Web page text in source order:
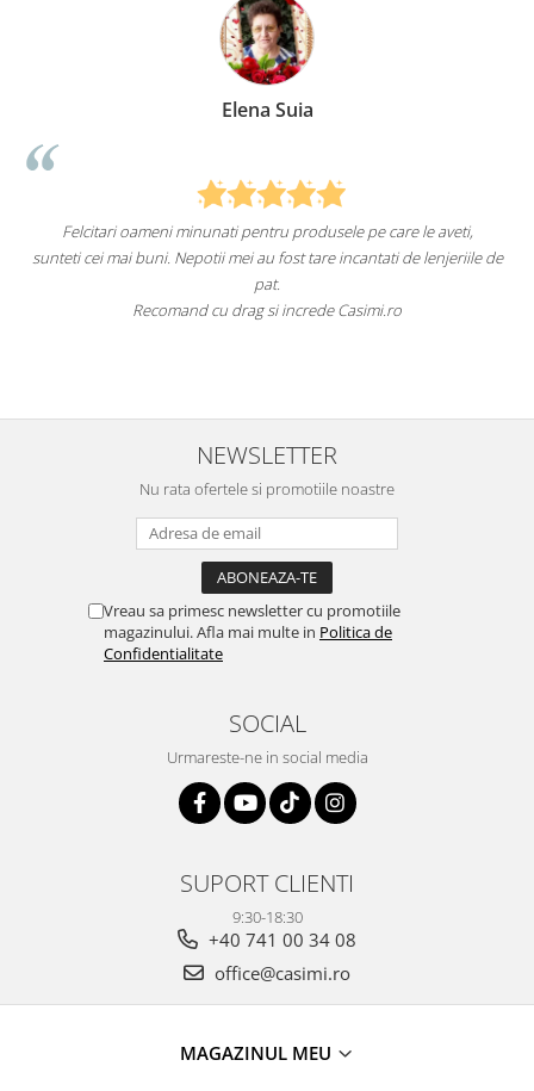
Elena Suia
Felcitari oameni minunati pentru produsele pe care le aveti,
sunteti cei mai buni. Nepotii mei au fost tare incantati de lenjeriile de
pat.
Recomand cu drag si increde Casimi.ro
NEWSLETTER
Nu rata ofertele si promotiile noastre
Vreau sa primesc newsletter cu promotiile
magazinului. Afla mai multe in Politica de
Confidentialitate
SOCIAL
Urmareste-ne in social media
SUPORT CLIENTI
9:30-18:30
+40 741 00 34 08
office@casimi.ro
MAGAZINUL MEU